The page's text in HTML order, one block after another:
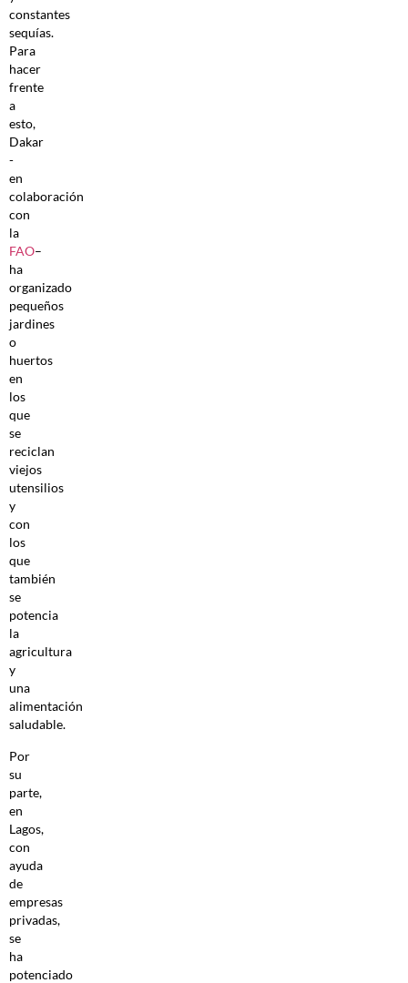
constantes
sequías.
Para
hacer
frente
a
esto,
Dakar
-
en
colaboración
con
la
FAO–
ha
organizado
pequeños
jardines
o
huertos
en
los
que
se
reciclan
viejos
utensilios
y
con
los
que
también
se
potencia
la
agricultura
y
una
alimentación
saludable.
Por
su
parte,
en
Lagos,
con
ayuda
de
empresas
privadas,
se
ha
potenciado